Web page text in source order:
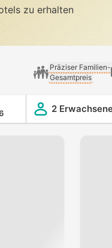
zu erhalten
Präziser Familien-
Gesamtpreis
2